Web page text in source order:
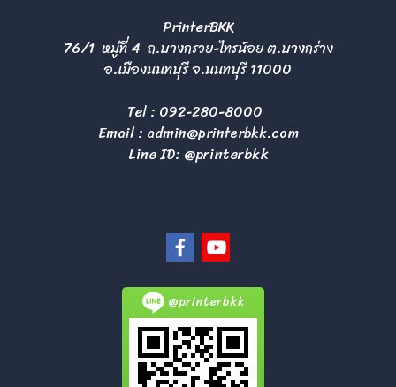
PrinterBKK
76/1 หมู่ที่ 4 ถ.บางกรวย-ไทรน้อย ต.บางกร่าง
อ.เมืองนนทบุรี จ.นนทบุรี 11000
Tel : 092-280-8000
Email : admin@printerbkk.com
Line ID: @printerbkk
@printerbkk